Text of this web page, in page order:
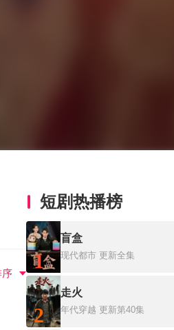
序
短剧热播榜
1
盲盒
现代都市 更新全集
2
走火
年代穿越 更新第40集